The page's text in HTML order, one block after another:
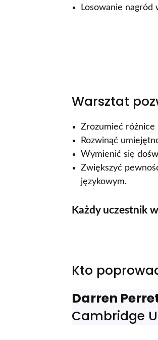
Losowanie nagród
Warsztat
Zrozumieć różnice
Rozwinąć
Wymienić się
Zwiększyć
językowym.
Każdy uczestnik
Kto
Darren
Cambridge